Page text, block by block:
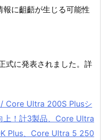
に齟齬が生じる可能性
式に発表されました。詳
Core Ultra 200S Plusシ
上！計3製品、Core Ultra
Plus、Core Ultra 5 250